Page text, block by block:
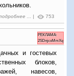
... | 753
РЕКЛАМА:
2SDnjcoMmXq
и гостевых
блоков,
навесов,